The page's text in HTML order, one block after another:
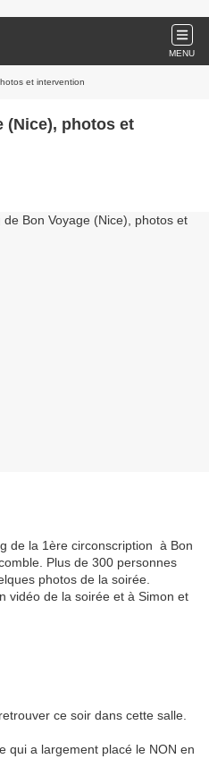
MENU
et intervention
(Nice), photos et
de la 1ère circonscription à Bon
Plus de 300 personnes
photos de la soirée.
vidéo de la soirée et à Simon et
retrouver ce soir dans cette salle.
qui a largement placé le NON en